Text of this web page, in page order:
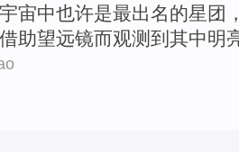
宙中也许是最出名的星团
借助望远镜而观测到其中明